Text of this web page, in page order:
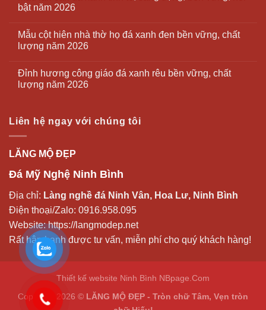
bật năm 2026
Mẫu cột hiên nhà thờ họ đá xanh đen bền vững, chất
lượng năm 2026
Đỉnh hương công giáo đá xanh rêu bền vững, chất
lượng năm 2026
Liên hệ ngay với chúng tôi
LĂNG MỘ ĐẸP
Đá Mỹ Nghệ Ninh Bình
Địa chỉ: Làng nghề đá Ninh Vân, Hoa Lư, Ninh Bình
Điện thoại/Zalo: 0916.958.095
Website:https://langmodep.net
Rất hân hạnh được tư vấn, miễn phí cho quý khách hàng!
Thiết kế website Ninh Bình NBpage.Com
Copyright 2026 © LĂNG MỘ ĐẸP - Tròn chữ Tâm, Vẹn tròn